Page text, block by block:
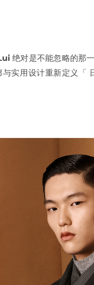
绝对是不能忽略的那
实用设计重新定义「